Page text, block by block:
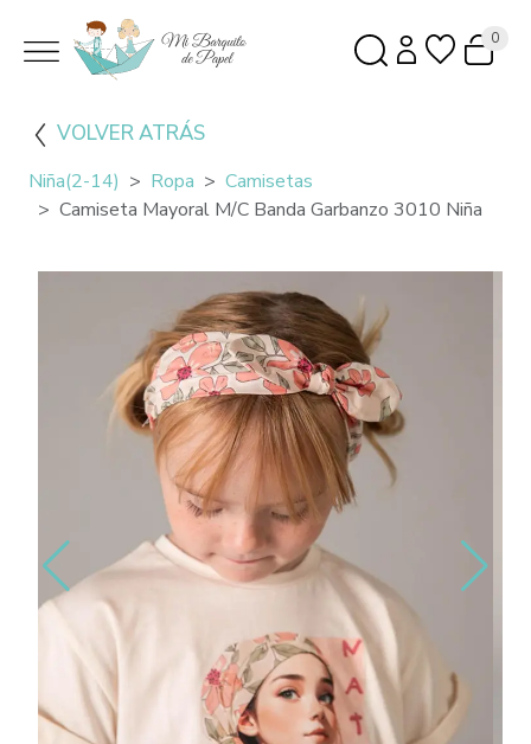
0
VOLVER ATRÁS
Niña(2-14) Ropa
Camisetas
Camiseta Mayoral M/c Banda Garbanzo 3010 Niña